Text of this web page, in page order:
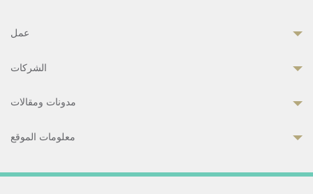
عمل
الشركات
مدونات ومقالات
معلومات الموقع